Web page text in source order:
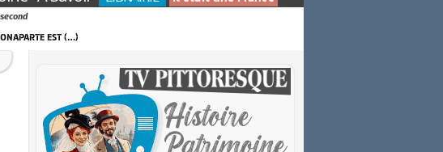
est (…)